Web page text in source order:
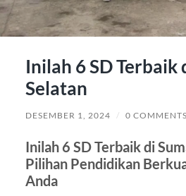
Inilah 6 SD Terbaik
Selatan
DESEMBER 1, 2024 / 0 COMMENTS
Inilah 6 SD Terbaik di
Pilihan Pendidikan
Anda